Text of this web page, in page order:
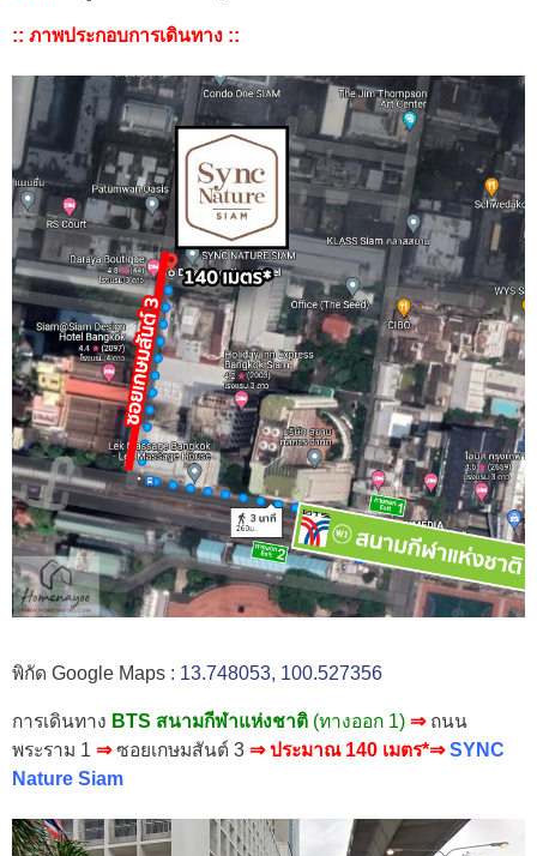
:: ภาพประกอบการเดินทาง ::
พิกัด Google Maps : 13.748053, 100.527356
การเดินทาง BTS สนามกีฬาแห่งชาติ (ทางออก 1) ⇒ถนน
พระราม 1 ⇒ซอยเกษมสันต์ 3 ⇒ ประมาณ 140 เมตร*⇒SYNC
Nature Siam